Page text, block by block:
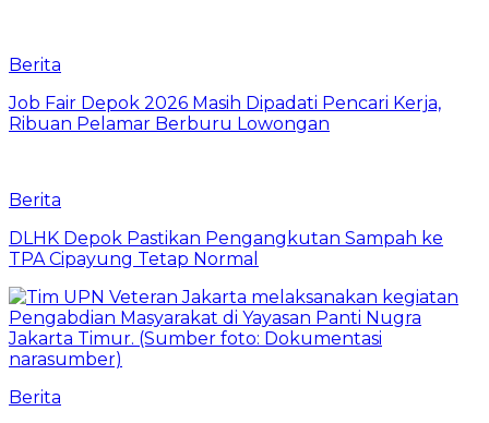
Berita
Job Fair Depok 2026 Masih Dipadati Pencari Kerja,
Ribuan Pelamar Berburu Lowongan
Berita
DLHK Depok Pastikan Pengangkutan Sampah ke
TPA Cipayung Tetap Normal
Berita